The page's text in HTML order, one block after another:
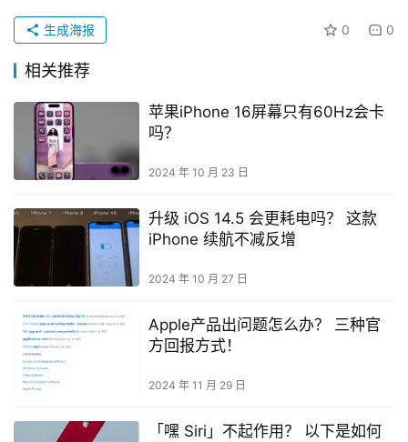
0 0
生成海报
相关推荐
苹果iPhone 16屏幕只有60Hz会卡
吗？
2024 年 10 月 23 日
升级 iOS 14.5 会更耗电吗？ 这款
iPhone 续航不减反增
2024 年 10 月 27 日
Apple产品出问题怎么办？ 三种官
方回报方式！
2024 年 11 月 29 日
「嘿 Siri」不起作用？ 以下是如何